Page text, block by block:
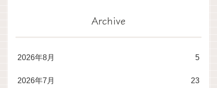
Archive
2026年8月 5
2026年7月 23